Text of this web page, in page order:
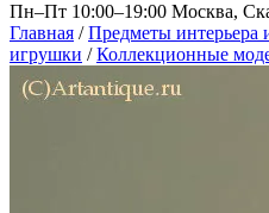
Пн–Пт 10:00–19:00 Москва,
Главная / Предметы интерьера
игрушки / Коллекционные